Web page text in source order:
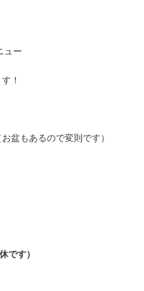
ュー
！
盆もあるので変則です）
です）